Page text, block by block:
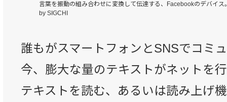
言葉を振動の組み合わせに変換して伝達する、Facebookのデバイス
by SIGCHI
誰もがスマートフォンとSNSでコミ
今、膨大な量のテキストがネットを
テキストを読む、あるいは読み上げ